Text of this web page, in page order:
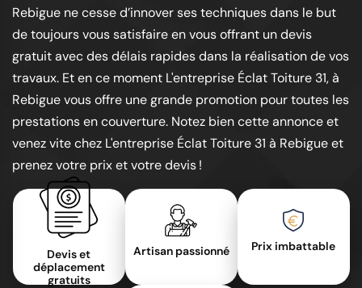
Rebigue ne cesse d’innover ses techniques dans le but
de toujours vous satisfaire en vous offrant un devis
gratuit avec des délais rapides dans la réalisation de vos
travaux. Et en ce moment L'entreprise Éclat Toiture 31, à
Rebigue vous offre une grande promotion pour toutes les
prestations en couverture. Notez bien cette annonce et
venez vite chez L'entreprise Éclat Toiture 31 à Rebigue et
prenez votre prix et votre devis !
Devis et
déplacement
gratuits
Artisan passionné Prix imbattable